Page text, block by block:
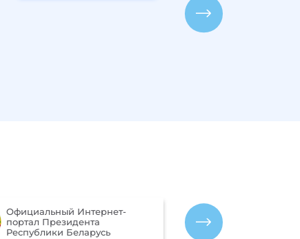
Официальный Интернет-
портал Президента
Республики Беларусь